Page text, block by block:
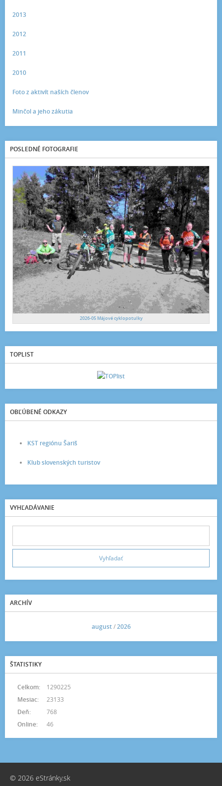
2013
2012
2011
2010
Foto z aktivít naších členov
Minčol a jeho zákutia
POSLEDNÉ FOTOGRAFIE
2026-05 Májové cyklopotulky
TOPLIST
OBĽÚBENÉ ODKAZY
KST regiónu Šariš
Klub slovenských turistov
VYHĽADÁVANIE
ARCHÍV
august/2026
ŠTATISTIKY
Online: 46
Celkom:
1290225
Mesiac:
23133
Deň:
768
© 2026 eStránky.sk